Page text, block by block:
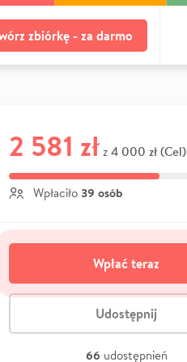
zbiórkę - za darmo
2 581 zł z 4 000 zł (Cel)
Wpłaciło 39 osób
Wpłać teraz
Udostępnij
66 udostępnień